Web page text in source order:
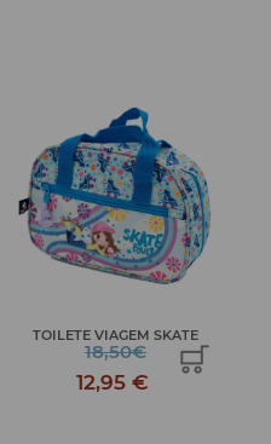
TOILETE VIAGEM SKATE
18,50€
12,95 €